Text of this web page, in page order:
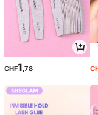
CHF1 ,78